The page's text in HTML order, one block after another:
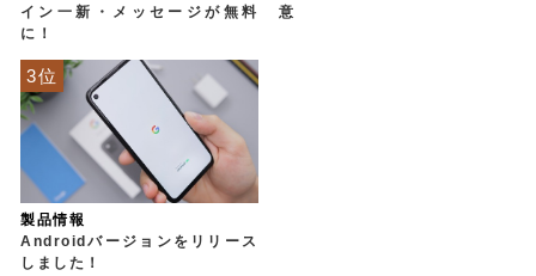
イン一新・メッセージが無料
に！
意
製品情報
Androidバージョンをリリース
しました！
3位